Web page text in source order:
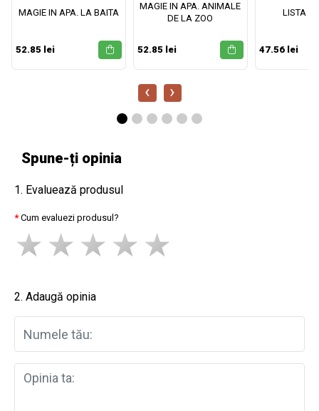
MAGIE IN APA. LA BAITA
52.85 lei
MAGIE IN APA. ANIMALE
DE LA ZOO
52.85 lei
LISTA
47.56 lei
‹ ›
Spune-ți opinia
1. Evaluează produsul
Cum evaluezi produsul?
2. Adaugă opinia